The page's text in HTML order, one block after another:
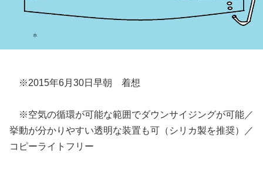
※2015年6月30日早朝 着想
※空気の循環が可能な範囲でダウンサイジングが可能／
挙動が分かりやすい透明な装置も可（シリカ製を推奨）／
コピーライトフリー